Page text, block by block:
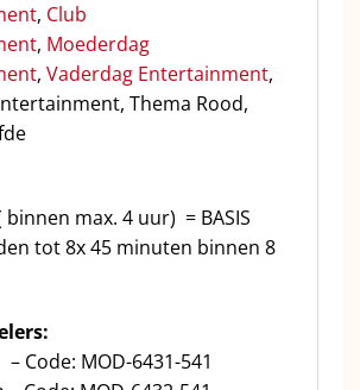
, Club
, Moederdag
, Vaderdag Entertainment,
Thema Rood,
binnen max. 4 uur) = BASIS
tot 8x 45 minuten binnen 8
MOD-6431-541